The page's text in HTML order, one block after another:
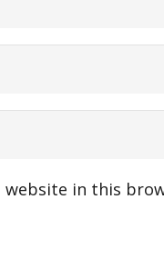
website in this